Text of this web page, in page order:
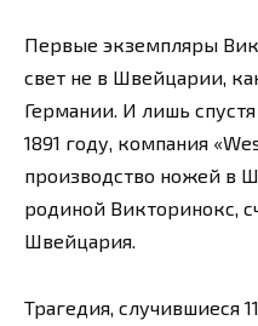
Первые экземпляры
свет не в Швейцарии,
Германии. И лишь
1891 году, компания
производство ножей в
родиной Викторинокс,
Швейцария.
Трагедия, случившиеся